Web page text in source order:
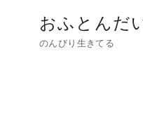
おふとんだ
のんびり生きてる